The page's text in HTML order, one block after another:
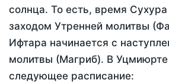
солнца. То есть, время Сухура
заходом Утренней молитвы
Ифтара начинается с
молитвы (Магриб). В Уцмиюрте
следующее расписание: